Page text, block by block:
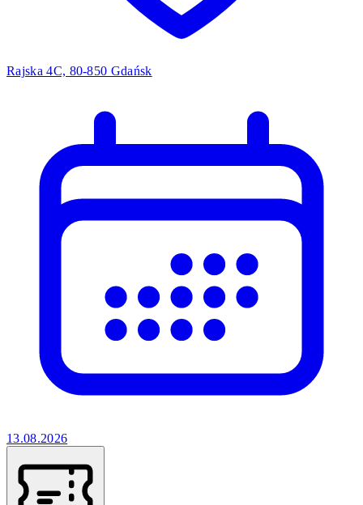
Rajska 4C, 80-850 Gdańsk
13.08.2026